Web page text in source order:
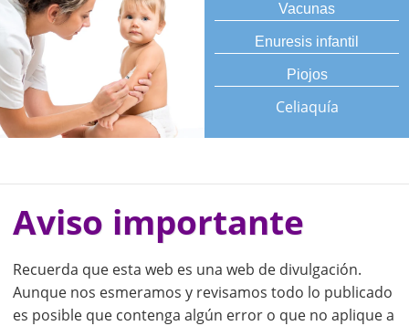
Vacunas
Enuresis infantil
Piojos
Celiaquía
Aviso importante
Recuerda que esta web es una web de divulgación.
Aunque nos esmeramos y revisamos todo lo publicado
es posible que contenga algún error o que no aplique a